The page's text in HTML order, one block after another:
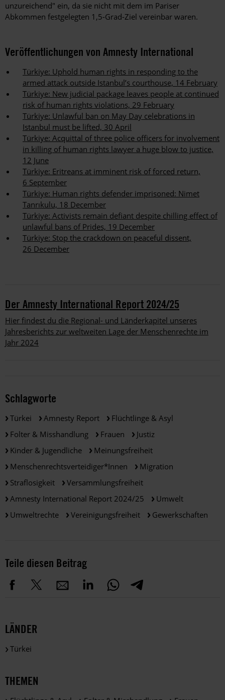
unzureichend" ein, da sie nicht mit dem im Pariser
Abkommen festgelegten 1,5-Grad-Ziel vereinbar waren.
Veröffentlichungen von Amnesty International
Türkiye: Uphold human rights in responding to the
armed attack outside Istanbul’s courthouse, 14 February
Türkiye: New judicial package leaves people at continued
risk of human rights violations, 29 February
Türkiye: Unlawful ban on May Day celebrations in
Istanbul must be lifted, 30 April
Türkiye: Acquittal of three police officers for involvement
in killing of human rights lawyer a huge blow to justice,
12 June
Türkiye: Eritreans at imminent risk of forced return,
6 September
Türkiye: Human rights defender imprisoned: Nimet
Tanrıkulu, 18 December
Türkiye: Activists remain defiant despite chilling effect of
unlawful bans of Prides, 19 December
Türkiye: Stop the crackdown on peaceful dissent,
26 December
Der Amnesty International Report 2024/25
Hier findest du die Regional- und Länderkapitel unseres
Jahresberichts zur weltweiten Lage der Menschenrechte im
Jahr 2024
Schlagworte
Türkei Amnesty Report
Flüchtlinge & Asyl
Folter & Misshandlung
Frauen
Justiz
Kinder & Jugendliche
Meinungsfreiheit
Menschenrechtsverteidiger*innen
Migration
Straflosigkeit
Versammlungsfreiheit
Amnesty International Report 2024/25
Umwelt
Umweltrechte
Vereinigungsfreiheit Gewerkschaften
Teile diesen Beitrag
LÄNDER
Türkei
THEMEN